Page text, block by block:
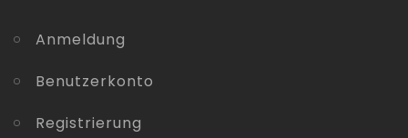
Anmeldung
Benutzerkonto
Registrierung